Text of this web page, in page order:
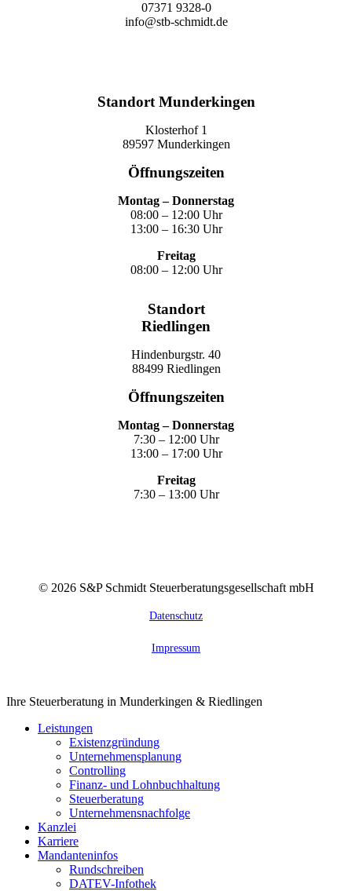
07371 9328-0
info@stb-schmidt.de
Standort Munderkingen
Klosterhof 1
89597 Munderkingen
Öffnungszeiten
Montag – Donnerstag
08:00 – 12:00 Uhr
13:00 – 16:30 Uhr
Freitag
08:00 – 12:00 Uhr
Standort
Riedlingen
Hindenburgstr. 40
88499 Riedlingen
Öffnungszeiten
Montag – Donnerstag
7:30 – 12:00 Uhr
13:00 – 17:00 Uhr
Freitag
7:30 – 13:00 Uhr
© 2026S&P Schmidt Steuerberatungsgesellschaft mbH
Datenschutz
Impressum
Close
Ihre Steuerberatung in Munderkingen & Riedlingen
Leistungen
Existenzgründung
Unternehmensplanung
Controlling
Finanz- und Lohnbuchhaltung
Steuerberatung
Unternehmensnachfolge
Kanzlei
Karriere
Mandanteninfos
Rundschreiben
DATEV-Infothek